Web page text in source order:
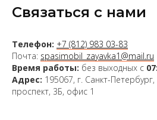
Связаться с нами
Телефон: +7 (812) 983 03-83
Почта: spasimobil_zayavka1@mail.ru
Время работы: без выходных с
Адрес: 195067, г. Санкт-
проспект, 3Б, офис 1